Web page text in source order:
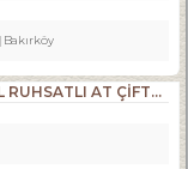
Bakırköy
SILIVRI ORTAKÖYDE FAAL RUHSATLI AT ÇIFTLIĞI,35.209M2 TATILKÖYÜ